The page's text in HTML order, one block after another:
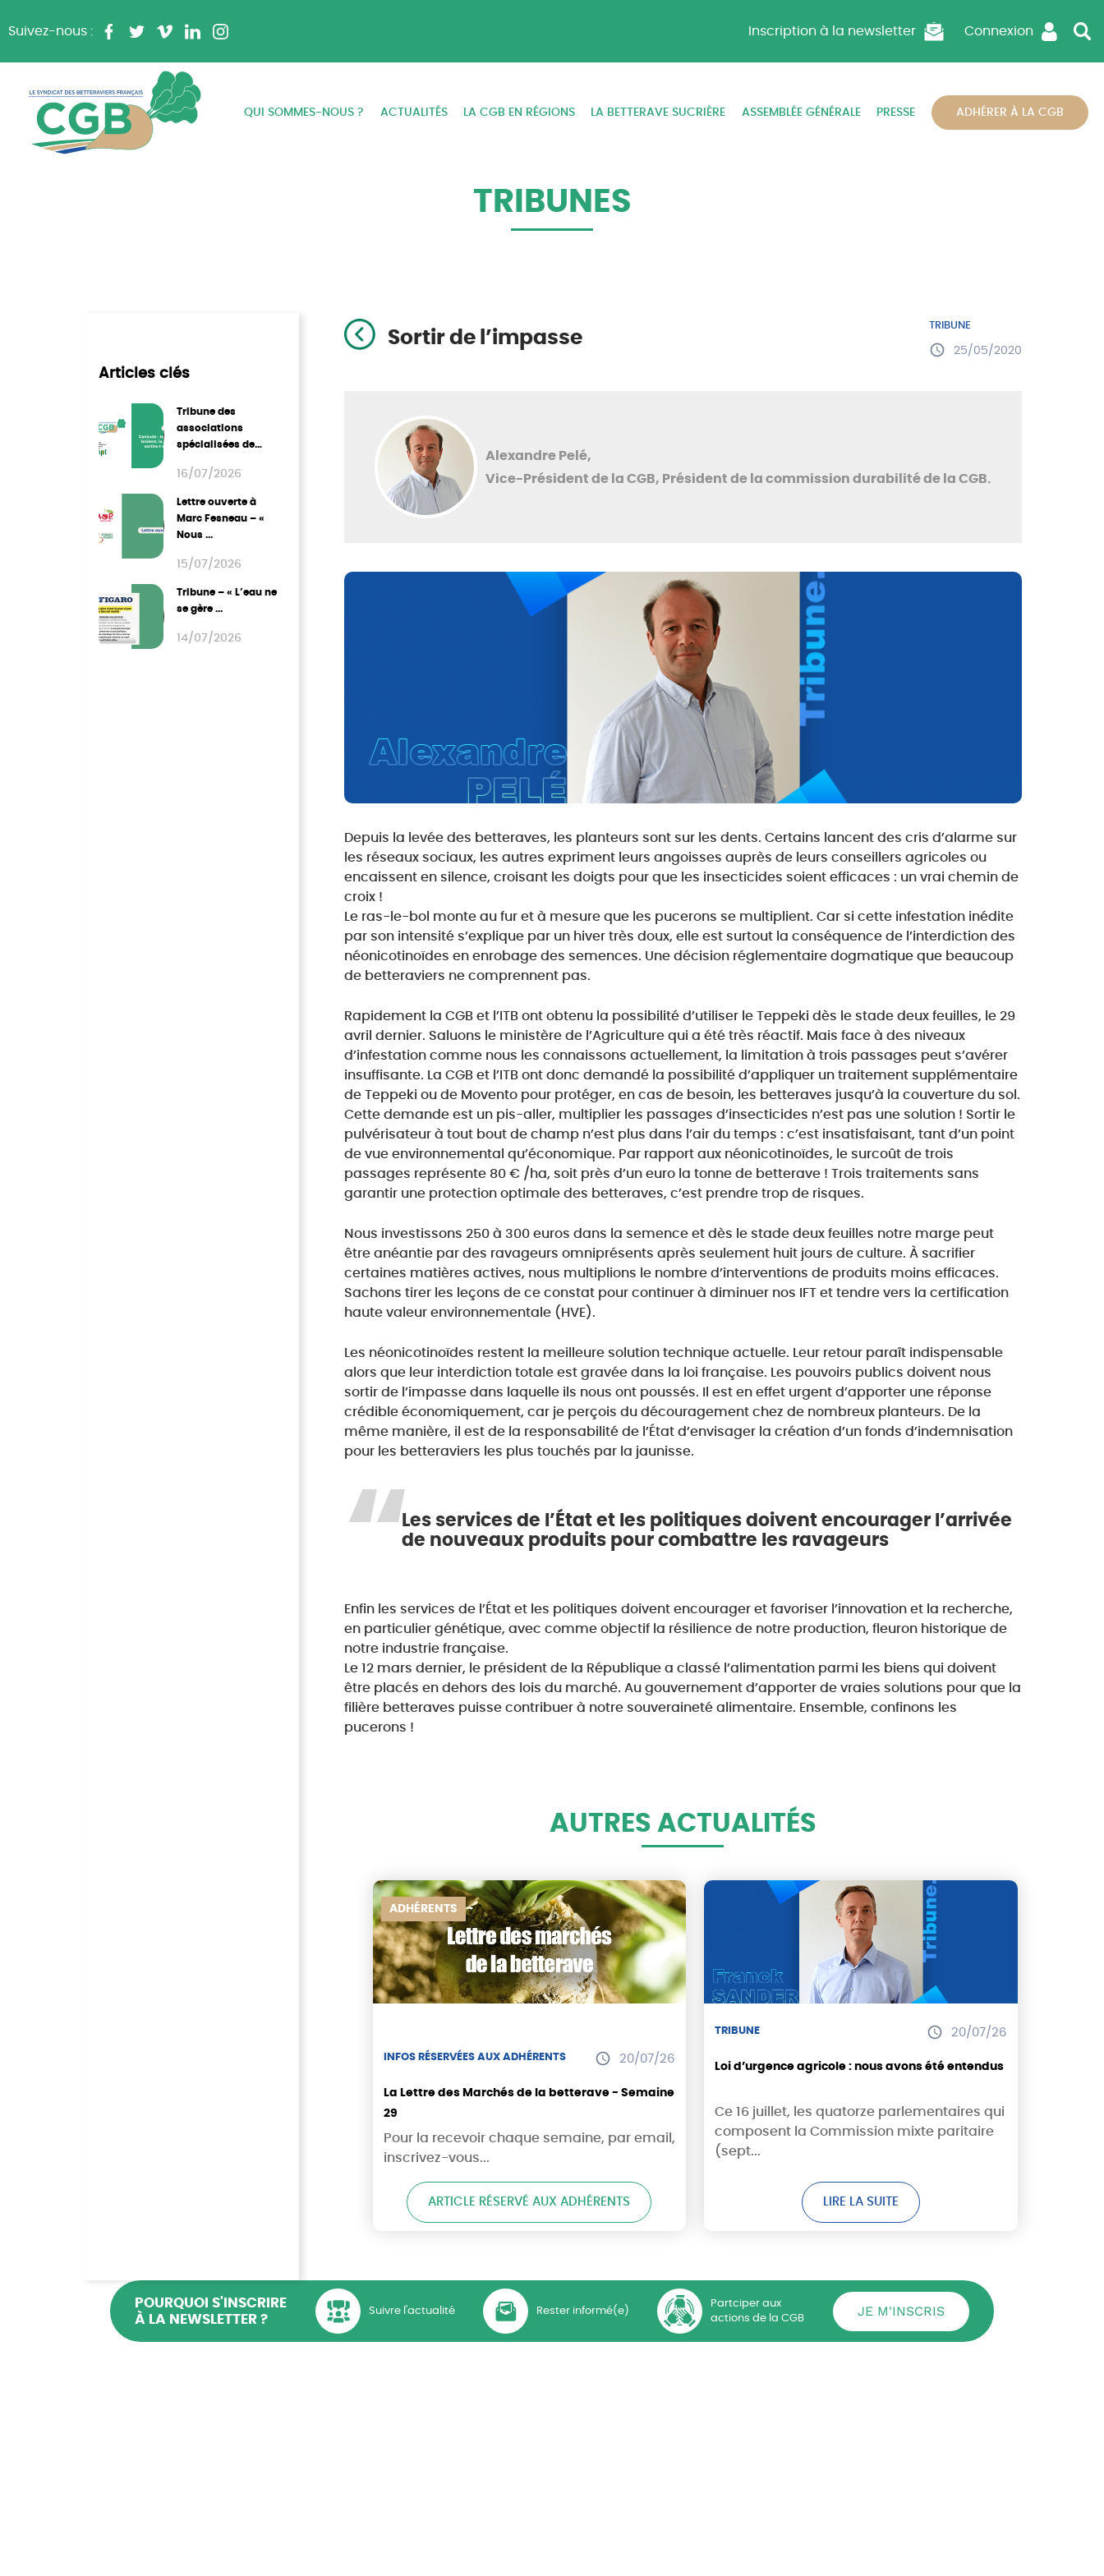
Suivez-nous : Inscription à la newsletter Connexion
QUI SOMMES-NOUS ? ACTUALITÉS LA CGB EN RÉGIONS LA BETTERAVE SUCRIÈRE ASSEMBLÉE GÉNÉRALE PRESSE ADHÉRER À LA CGB
TRIBUNES
Articles clés
Tribune des
associations
spécialisées de
16/07/2026
Lettre ouverte à
Marc Fesneau – «
Nous ...
15/07/2026
Tribune – « L’eau ne
se gère ...
14/07/2026
Sortir de l’impasse
TRIBUNE
25/05/2020
Alexandre Pelé,
Vice-Président de la CGB, Président de la commission durabilité de la CGB.
Depuis la levée des betteraves, les planteurs sont sur les dents. Certains lancent des cris d’alarme sur
les réseaux sociaux, les autres expriment leurs angoisses auprès de leurs conseillers agricoles ou
encaissent en silence, croisant les doigts pour que les insecticides soient efficaces : un vrai chemin de
croix !
Le ras-le-bol monte au fur et à mesure que les pucerons se multiplient. Car si cette infestation inédite
par son intensité s’explique par un hiver très doux, elle est surtout la conséquence de l’interdiction des
néonicotinoïdes en enrobage des semences. Une décision réglementaire dogmatique que beaucoup
de betteraviers ne comprennent pas.
Rapidement la CGB et l’ITB ont obtenu la possibilité d’utiliser le Teppeki dès le stade deux feuilles, le 29
avril dernier. Saluons le ministère de l’Agriculture qui a été très réactif. Mais face à des niveaux
d’infestation comme nous les connaissons actuellement, la limitation à trois passages peut s’avérer
insuffisante. La CGB et l’ITB ont donc demandé la possibilité d’appliquer un traitement supplémentaire
de Teppeki ou de Movento pour protéger, en cas de besoin, les betteraves jusqu’à la couverture du sol.
Cette demande est un pis-aller, multiplier les passages d’insecticides n’est pas une solution ! Sortir le
pulvérisateur à tout bout de champ n’est plus dans l’air du temps : c’est insatisfaisant, tant d’un point
de vue environnemental qu’économique. Par rapport aux néonicotinoïdes, le surcoût de trois
passages représente 80 € /ha, soit près d’un euro la tonne de betterave ! Trois traitements sans
garantir une protection optimale des betteraves, c’est prendre trop de risques.
Nous investissons 250 à 300 euros dans la semence et dès le stade deux feuilles notre marge peut
être anéantie par des ravageurs omniprésents après seulement huit jours de culture. À sacrifier
certaines matières actives, nous multiplions le nombre d’interventions de produits moins efficaces.
Sachons tirer les leçons de ce constat pour continuer à diminuer nos IFT et tendre vers la certification
haute valeur environnementale (HVE).
Les néonicotinoïdes restent la meilleure solution technique actuelle. Leur retour paraît indispensable
alors que leur interdiction totale est gravée dans la loi française. Les pouvoirs publics doivent nous
sortir de l’impasse dans laquelle ils nous ont poussés. Il est en effet urgent d’apporter une réponse
crédible économiquement, car je perçois du découragement chez de nombreux planteurs. De la
même manière, il est de la responsabilité de l’État d’envisager la création d’un fonds d’indemnisation
pour les betteraviers les plus touchés par la jaunisse.
Les services de l’État et les politiques doivent encourager l’arrivée
de nouveaux produits pour combattre les ravageurs
Enfin les services de l’État et les politiques doivent encourager et favoriser l’innovation et la recherche,
en particulier génétique, avec comme objectif la résilience de notre production, fleuron historique de
notre industrie française.
Le 12 mars dernier, le président de la République a classé l’alimentation parmi les biens qui doivent
être placés en dehors des lois du marché. Au gouvernement d’apporter de vraies solutions pour que la
filière betteraves puisse contribuer à notre souveraineté alimentaire. Ensemble, confinons les
pucerons !
AUTRES ACTUALITÉS
ADHÉRENTS
INFOS RÉSERVÉES AUX ADHÉRENTS 20/07/26
La Lettre des Marchés de la betterave - Semaine
29
Pour la recevoir chaque semaine, par email,
inscrivez-vous...
ARTICLE RÉSERVÉ AUX ADHÉRENTS
TRIBUNE 20/07/26
Loi d’urgence agricole : nous avons été entendus
Ce 16 juillet, les quatorze parlementaires qui
composent la Commission mixte paritaire
(sept...
LIRE LA SUITE
POURQUOI S'INSCRIRE
À LA NEWSLETTER ?
Suivre l'actualité Rester informé(e)
Partciper aux
actions de la CGB
JE M'INSCRIS